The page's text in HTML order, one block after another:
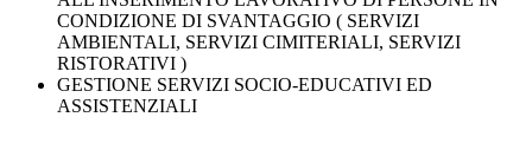
CONDIZIONE DI SVANTAGGIO ( SERVIZI
AMBIENTALI, SERVIZI CIMITERIALI, SERVIZI
RISTORATIVI )
GESTIONE SERVIZI SOCIO-EDUCATIVI ED
ASSISTENZIALI